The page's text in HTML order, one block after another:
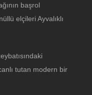
başrol
elçileri Ayvalıklı
tutan modern bir